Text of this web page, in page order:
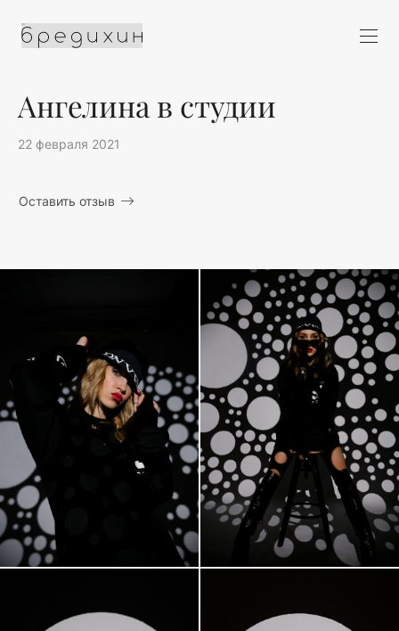
Ангелина в студии
22 февраля 2021
Оставить отзыв